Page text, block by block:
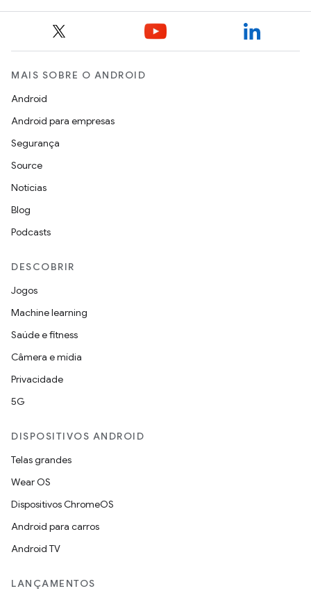
MAIS SOBRE O ANDROID
Android
Android para empresas
Segurança
Source
Notícias
Blog
Podcasts
DESCOBRIR
Jogos
Machine learning
Saúde e fitness
Câmera e mídia
Privacidade
5G
DISPOSITIVOS ANDROID
Telas grandes
Wear OS
Dispositivos ChromeOS
Android para carros
Android TV
LANÇAMENTOS